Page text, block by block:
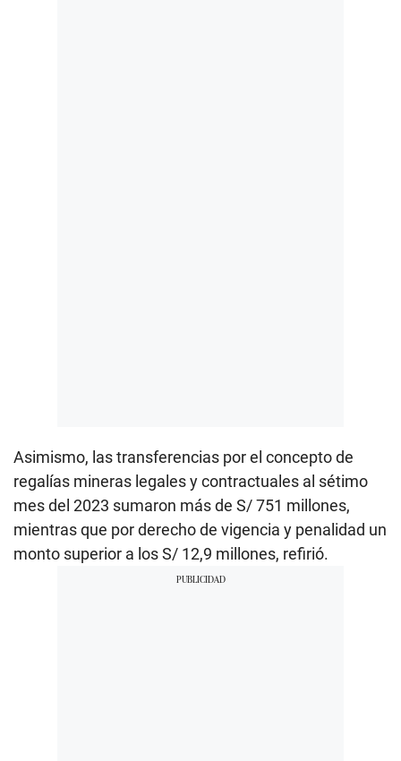
Asimismo, las transferencias por el concepto de
regalías mineras legales y contractuales al sétimo
mes del 2023 sumaron más de S/ 751 millones,
mientras que por derecho de vigencia y penalidad un
monto superior a los S/ 12,9 millones, refirió.